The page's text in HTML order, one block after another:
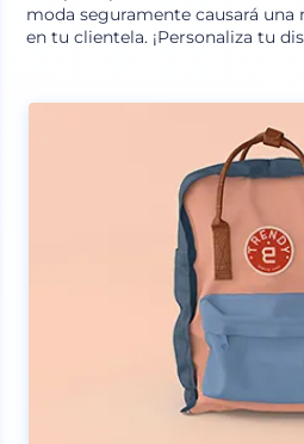
moda seguramente causará
en tu clientela. ¡Personaliza tu